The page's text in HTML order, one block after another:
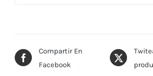
Compartir En
Facebook